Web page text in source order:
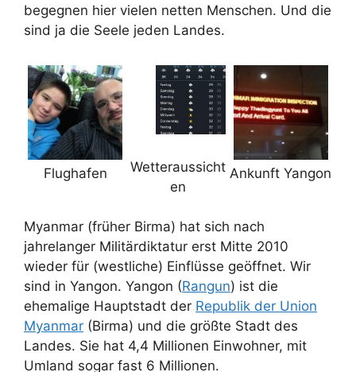
begegnen hier vielen netten Menschen. Und die
sind ja die Seele jeden Landes.
Flughafen
Wetteraussicht
en
Ankunft Yangon
Myanmar (früher Birma) hat sich nach
jahrelanger Militärdiktatur erst Mitte 2010
wieder für (westliche) Einflüsse geöffnet. Wir
sind in Yangon. Yangon (Rangun) ist die
ehemalige Hauptstadt der Republik der Union
Myanmar (Birma) und die größte Stadt des
Landes. Sie hat 4,4 Millionen Einwohner, mit
Umland sogar fast 6 Millionen.